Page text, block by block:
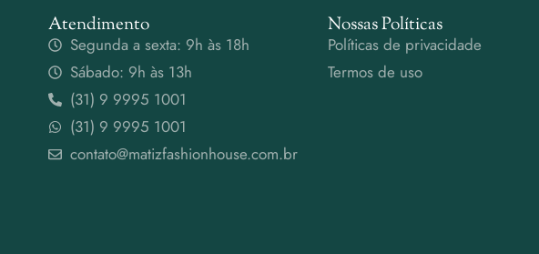
Atendimento
Segunda a sexta: 9h às 18h
Sábado: 9h às 13h
(31) 9 9995 1001
(31) 9 9995 1001
contato@matizfashionhouse.com.br
Nossas Políticas
Políticas de privacidade
Termos de uso